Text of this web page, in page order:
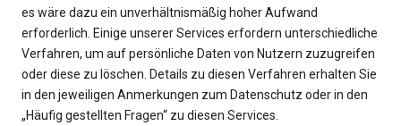
es wäre dazu ein unverhältnismäßig hoher Aufwand
erforderlich. Einige unserer Services erfordern unterschiedliche
Verfahren, um auf persönliche Daten von Nutzern zuzugreifen
oder diese zu löschen. Details zu diesen Verfahren erhalten Sie
in den jeweiligen Anmerkungen zum Datenschutz oder in den
„Häufig gestellten Fragen“ zu diesen Services.